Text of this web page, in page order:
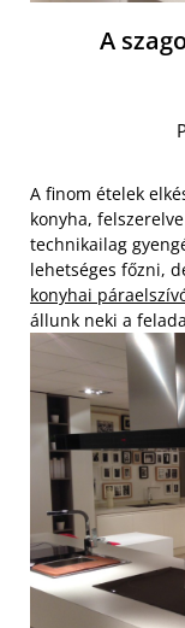
A
A finom ételek
konyha,
technikailag
lehetséges főzni,
konyhai
állunk neki a